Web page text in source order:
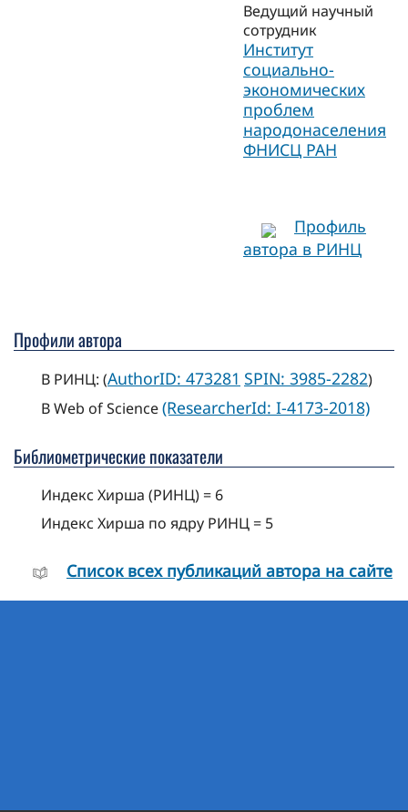
Ведущий научный
сотрудник
Институт
социально-
экономических
проблем
народонаселения
ФНИСЦ РАН
Профиль
автора в РИНЦ
Профили автора
В РИНЦ: (AuthorID: 473281 SPIN: 3985-2282)
В Web of Science(ResearcherId: I-4173-2018)
Библиометрические показатели
Индекс Хирша (РИНЦ) = 6
Индекс Хирша по ядру РИНЦ = 5
Cписок всех публикаций автора на сайте